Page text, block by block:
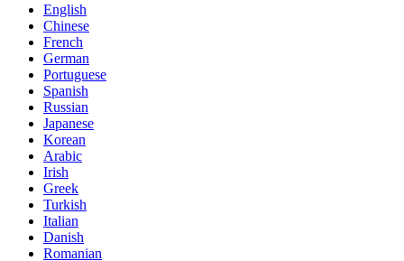
English
Chinese
French
German
Portuguese
Spanish
Russian
Japanese
Korean
Arabic
Irish
Greek
Turkish
Italian
Danish
Romanian